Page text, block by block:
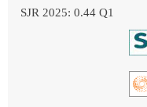
SJR 2025: 0.44 Q1